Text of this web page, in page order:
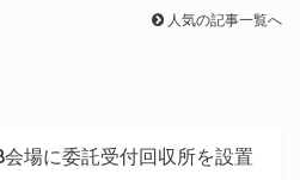
人気の記事一覧へ
場に委託受付回収所を設置